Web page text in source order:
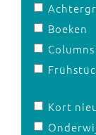
Boeken
Columns
Kort